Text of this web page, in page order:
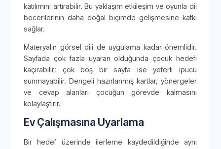
katılımını artırabilir. Bu yaklaşım etkileşim ve oyunla dil
becerilerinin daha doğal biçimde gelişmesine katkı
sağlar.
Materyalin görsel dili de uygulama kadar önemlidir.
Sayfada çok fazla uyaran olduğunda çocuk hedefi
kaçırabilir; çok boş bir sayfa ise yeterli ipucu
sunmayabilir. Dengeli hazırlanmış kartlar, yönergeler
ve cevap alanları çocuğun görevde kalmasını
kolaylaştırır.
Ev Çalışmasına Uyarlama
Bir hedef üzerinde ilerleme kaydedildiğinde aynı